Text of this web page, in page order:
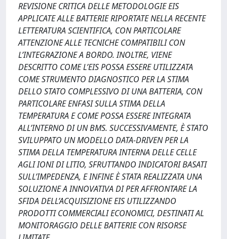
REVISIONE CRITICA DELLE METODOLOGIE EIS
APPLICATE ALLE BATTERIE RIPORTATE NELLA RECENTE
LETTERATURA SCIENTIFICA, CON PARTICOLARE
ATTENZIONE ALLE TECNICHE COMPATIBILI CON
L’INTEGRAZIONE A BORDO. INOLTRE, VIENE
DESCRITTO COME L’EIS POSSA ESSERE UTILIZZATA
COME STRUMENTO DIAGNOSTICO PER LA STIMA
DELLO STATO COMPLESSIVO DI UNA BATTERIA, CON
PARTICOLARE ENFASI SULLA STIMA DELLA
TEMPERATURA E COME POSSA ESSERE INTEGRATA
ALL’INTERNO DI UN BMS. SUCCESSIVAMENTE, È STATO
SVILUPPATO UN MODELLO DATA-DRIVEN PER LA
STIMA DELLA TEMPERATURA INTERNA DELLE CELLE
AGLI IONI DI LITIO, SFRUTTANDO INDICATORI BASATI
SULL’IMPEDENZA, E INFINE È STATA REALIZZATA UNA
SOLUZIONE A INNOVATIVA DI PER AFFRONTARE LA
SFIDA DELL’ACQUISIZIONE EIS UTILIZZANDO
PRODOTTI COMMERCIALI ECONOMICI, DESTINATI AL
MONITORAGGIO DELLE BATTERIE CON RISORSE